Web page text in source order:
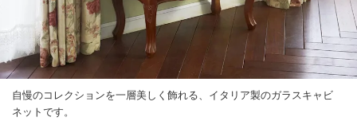
自慢のコレクションを一層美しく飾れる、イタリア製のガラスキャビ
ネットです。